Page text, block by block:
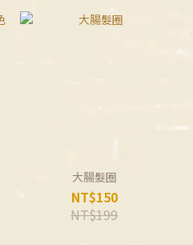
大腸髮圈
NT$150
NT$199